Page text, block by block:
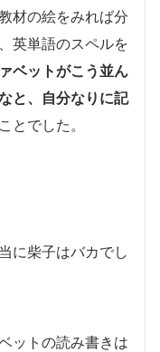
材の絵をみれば分
英単語のスペルを
ベットがこう並ん
と、自分なりに記
とでした。
に柴子はバカでし
ットの読み書きは